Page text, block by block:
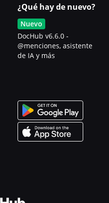
¿Qué hay de nuevo?
Nuevo
DocHub v6.6.0 -
@menciones, asistente
de IA y más